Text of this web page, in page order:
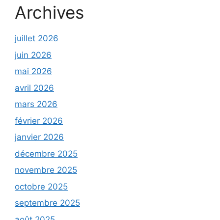
Archives
juillet 2026
juin 2026
mai 2026
avril 2026
mars 2026
février 2026
janvier 2026
décembre 2025
novembre 2025
octobre 2025
septembre 2025